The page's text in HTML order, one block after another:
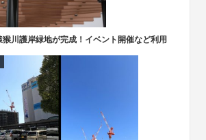
川護岸緑地が完成！イベント開催など利用